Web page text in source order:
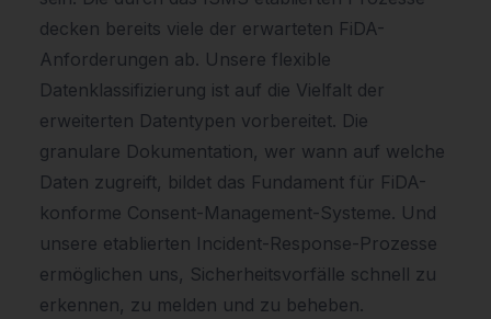
decken bereits viele der erwarteten FiDA-
Anforderungen ab. Unsere flexible
Datenklassifizierung ist auf die Vielfalt der
erweiterten Datentypen vorbereitet. Die
granulare Dokumentation, wer wann auf welche
Daten zugreift, bildet das Fundament für FiDA-
konforme Consent-Management-Systeme. Und
unsere etablierten Incident-Response-Prozesse
ermöglichen uns, Sicherheitsvorfälle schnell zu
erkennen, zu melden und zu beheben.